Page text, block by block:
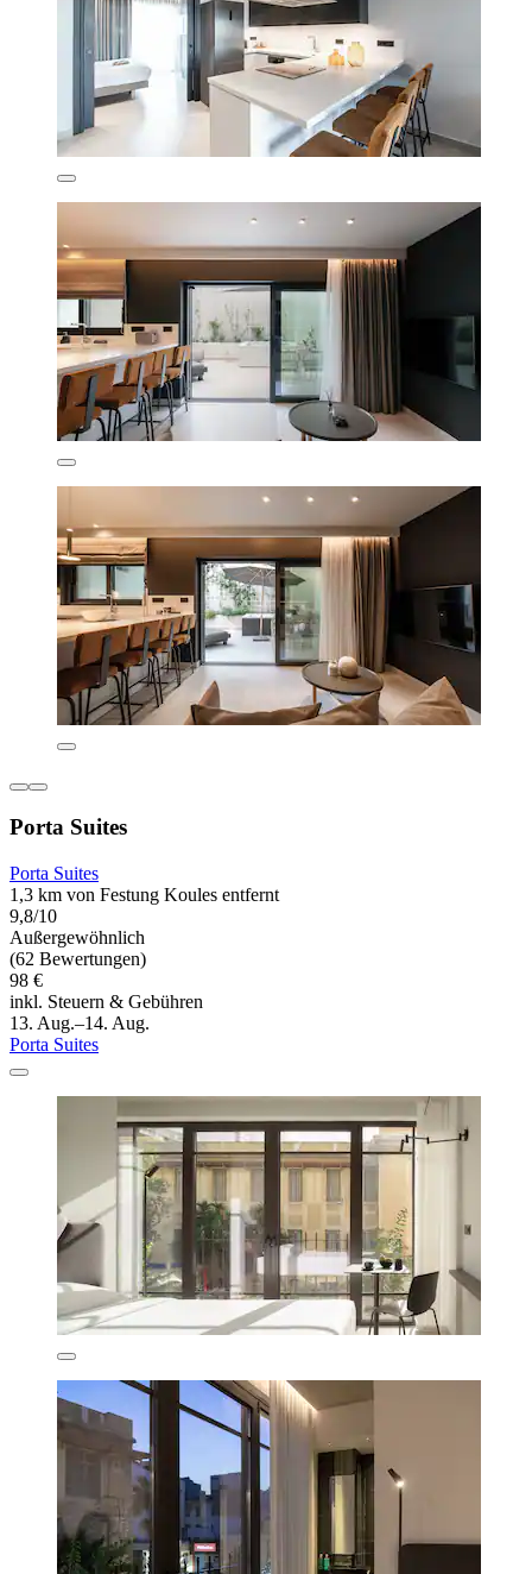
Porta Suites
Porta Suites
1,3 km von Festung Koules entfernt
9,8/10
Außergewöhnlich
(62 Bewertungen)
98 €
inkl. Steuern & Gebühren
13. Aug.–14. Aug.
Porta Suites